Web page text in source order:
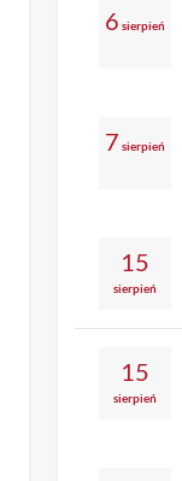
6 sierpień
7 sierpień
15
sierpień
15
sierpień